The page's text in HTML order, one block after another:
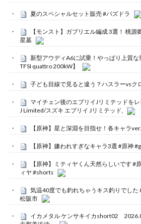
夏のスペシャルセット販売 #パズドラ
【モンスト】ガブリエル編成 3選！ 桃
星墓
新型アウディA6に試乗！やっぱり上質
TFSI quattro 200kW】
子ども目線で見ると違う？ハスラーvsク
マイチェン後のエブリイJリミテッドを
J Limited/スズキ エブリイ Jリミテッド,
【原神】星と深淵を目指せ！各キャラver.
【原神】嫌われすぎなキャラ3選 #原神
【原神】ミティヤくん天然らしいです #
ィヤ #shorts
気温40度でも釣れちゃうキス釣りでした
松阪市
イカメタル ケンサキイカshort02